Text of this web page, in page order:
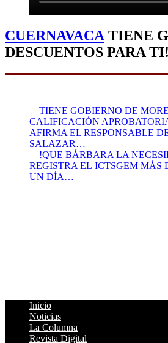
CUERNAVACA TIENE
DESCUENTOS PARA
TIENE GOBIERNO DE
CALIFICACIÓN
AFIRMA EL RESPONSABLE
SALAZAR…
!QUE BÁRBARA LA
REGISTRA EL ICTSGEM MÁS
UN DÍA…
Inicio
Noticias
La Columna
Revista Digital